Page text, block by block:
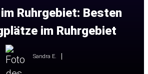
Ruhrgebiet: Besten
im Ruhrgebiet
Sandra E.